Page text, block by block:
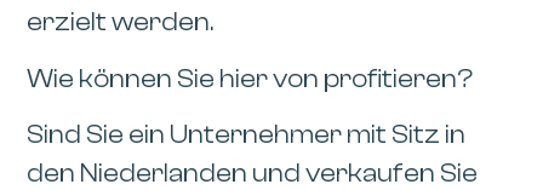
erzielt werden.
Wie können Sie hier von profitieren?
Sind Sie ein Unternehmer mit Sitz in
den Niederlanden und verkaufen Sie